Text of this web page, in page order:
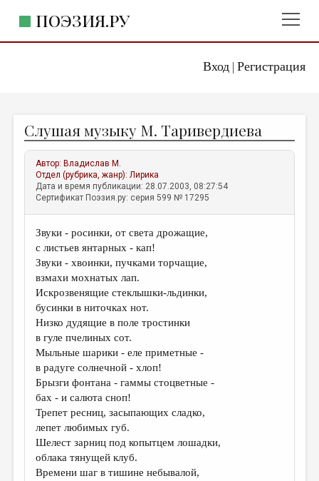
Вход| Регистрация
ПОЭЗИЯ.РУ
ЖАНРЫ
АВТОРЫ
КОММЕНТАРИИ
ЛИТСАЛОН
НОВОСТИ
ПРАВИЛА САЙТА
ОТДЕЛЫ И РУБРИКИ
ИЗБРАННОЕ
ДАЙДЖЕСТ
ПРОИЗВЕДЕНИЯ
ПЕРЕВОДЫ
КОНКУРСЫ
ДЕТСКАЯ КОМНАТА
КНИЖНАЯ ПОЛКА
Слушая музыку М. Таривердиева
Автор: Владислав М.
Отдел (рубрика, жанр):Лирика
Дата и время публикации: 28.07.2003, 08:27:54
Сертификат Поэзия.ру: серия 599 № 17295
Звуки - росинки, от света дрожащие,
с листьев янтарных - кап!
Звуки - хвоинки, пучками торчащие,
взмахи мохнатых лап.
Искрозвенящие стеклышки-льдинки,
бусинки в ниточках нот.
Низко дудящие в поле тростинки
в гуле пчелиных сот.
Мыльные шарики - еле приметные -
в радуге солнечной - хлоп!
Брызги фонтана - гаммы стоцветные -
бах - и салюта сноп!
Трепет ресниц, засыпающих сладко,
лепет любимых губ.
Шелест зарниц под копытцем лошадки,
облака тянущей клуб.
Времени шаг в тишине небывалой,